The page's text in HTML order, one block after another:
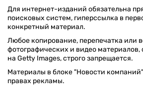
Для интернет-изданий обязательна
поисковых систем, гиперссылка в
конкретный материал.
Любое копирование, перепечатка или
фотографических и видео
на Getty Images, строго запрещается.
Материалы в блоке "Новости
правах рекламы.